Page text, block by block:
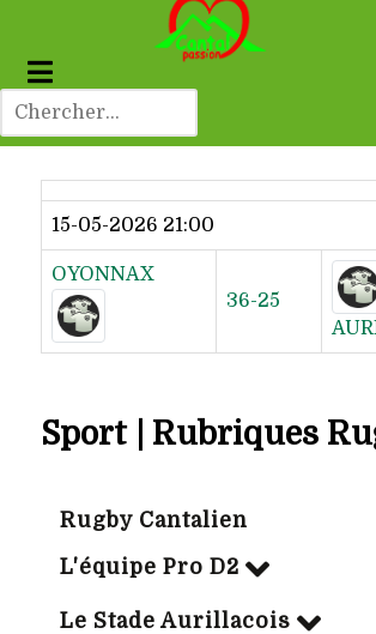
Dernier résultat
15-05-2026 21:00
OYONNAX
36-25
Sport | Rubriques
Rugby Cantalien
L'équipe Pro D2
Le Stade Aurillacois